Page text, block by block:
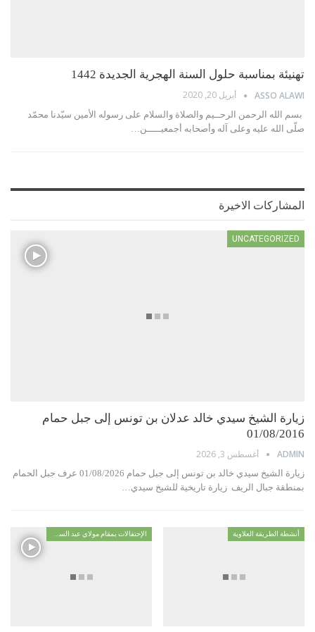
تهنيئة بمناسبة حلول السنة الهجرية الجديدة 1442
ASSO ALAWI أبريل 20, 2020
بسم الله الرحمن الرحــيم والصلاة والسلام على رسوله الأمين سيّدنا محمّد
صلّى الله عليه وعلى آله وأصحابه أجمعيـــــن…
المشاركات الاخيرة
UNCATEGORIZED
زيارة الشيخ سيدي خالد عدلان بن تونس إلى جبل حمام
01/08/2016
ADMIN أغسطس 3, 2026
زيارة الشيخ سيدي خالد بن تونس إلى جبل حمام 01/08/2026 عرف جبل الحمام
بمنطقة جبال الريف زيارة تاريخية للشيخ سيدي…
أنشطة الطريقة العلاوية الإحتفالات بمقام مولاي عبد السلام ابن مشيش